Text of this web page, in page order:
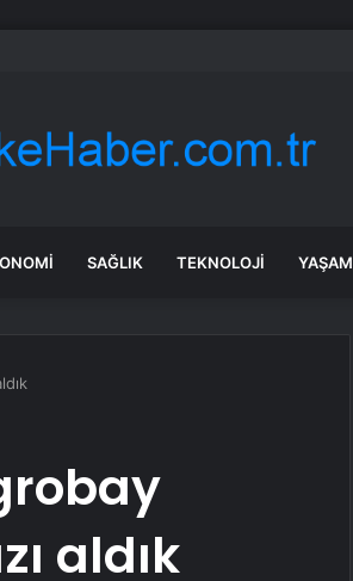
kadın savcının evinde ölü bulundu!
SAĞLIK TEKNOLOJI YAŞAM
aldık